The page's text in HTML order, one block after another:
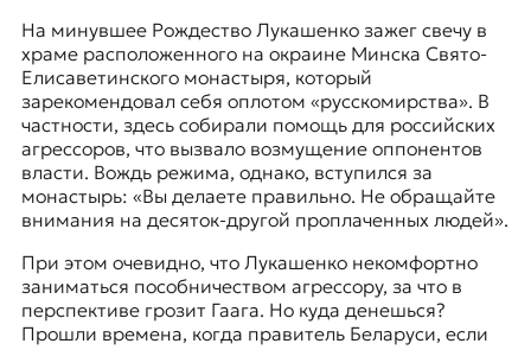
На минувшее Рождество Лукашенко зажег свечу в
храме расположенного на окраине Минска Свято-
Елисаветинского монастыря, который
зарекомендовал себя оплотом «русскомирства». В
частности, здесь собирали помощь для российских
агрессоров, что вызвало возмущение оппонентов
власти. Вождь режима, однако, вступился за
монастырь: «Вы делаете правильно. Не обращайте
внимания на десяток-другой проплаченных людей».
При этом очевидно, что Лукашенко некомфортно
заниматься пособничеством агрессору, за что в
перспективе грозит Гаага. Но куда денешься?
Прошли времена, когда правитель Беларуси, если